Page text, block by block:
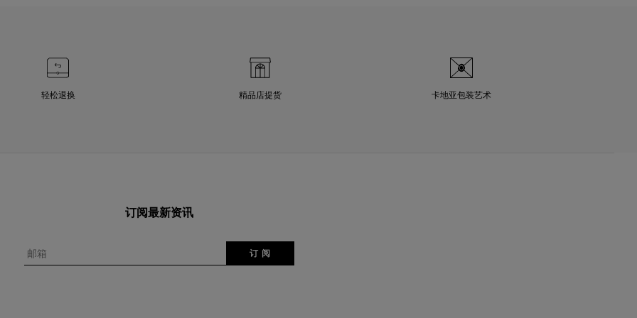
轻松退换 精品店提货 卡地亚包装艺术
订阅最新资讯
邮箱 订 阅